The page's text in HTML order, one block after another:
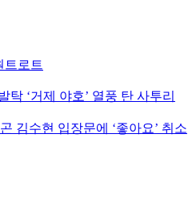
트로트
‘거제 야호’ 열풍 탄 사투리
김수현 입장문에 ‘좋아요’ 취소